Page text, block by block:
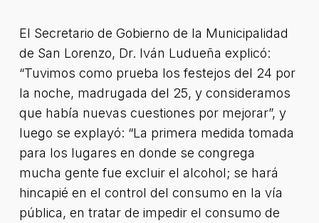
El Secretario de Gobierno de la Municipalidad
de San Lorenzo, Dr. Iván Ludueña explicó:
“Tuvimos como prueba los festejos del 24 por
la noche, madrugada del 25, y consideramos
que había nuevas cuestiones por mejorar”, y
luego se explayó: “La primera medida tomada
para los lugares en donde se congrega
mucha gente fue excluir el alcohol; se hará
hincapié en el control del consumo en la vía
pública, en tratar de impedir el consumo de